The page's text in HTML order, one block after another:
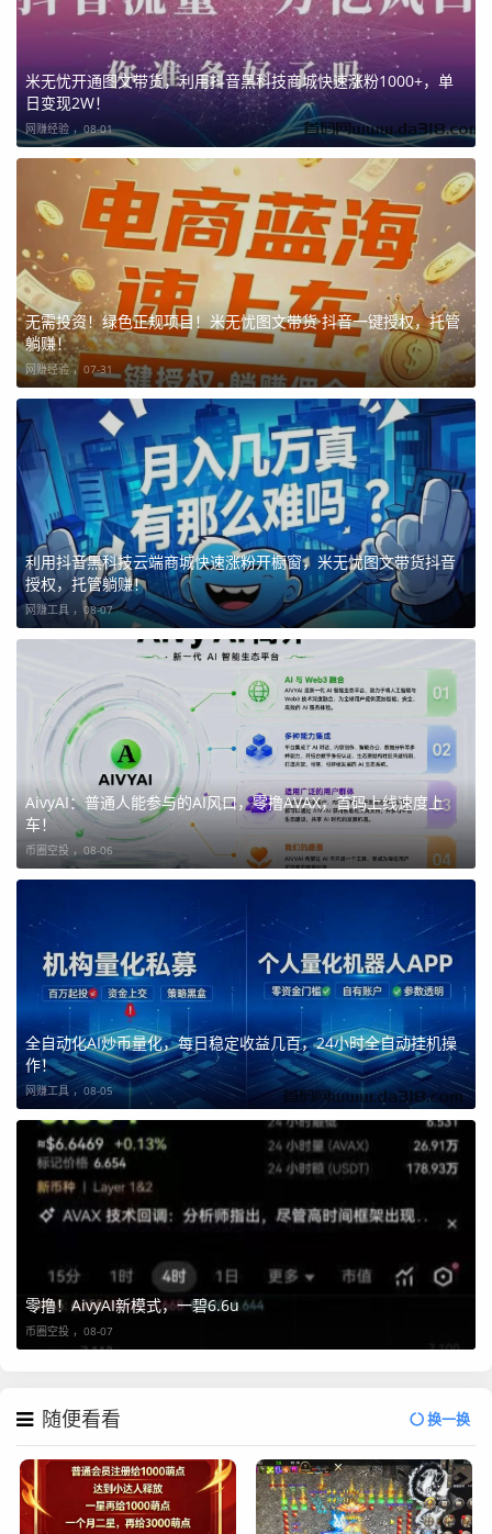
米无忧开通图文带货，利用抖音黑科技商城快速涨粉1000+，单
日变现2W！
网赚经验 ， 08-01
无需投资！绿色正规项目！米无忧图文带货·抖音一键授权，托管
躺赚！
网赚经验 ， 07-31
利用抖音黑科技云端商城快速涨粉开橱窗，米无忧图文带货抖音
授权，托管躺赚！
网赚工具 ，08-07
AivyAI：普通人能参与的AI风口，零撸AVAX，首码上线速度上
车！
币圈空投 ， 08-06
全自动化AI炒币量化，每日稳定收益几百，24小时全自动挂机操
作！
网赚工具 ，08-05
零撸！AivyAI新模式，一碧6.6u
币圈空投 ， 08-07
随便看看 换一换